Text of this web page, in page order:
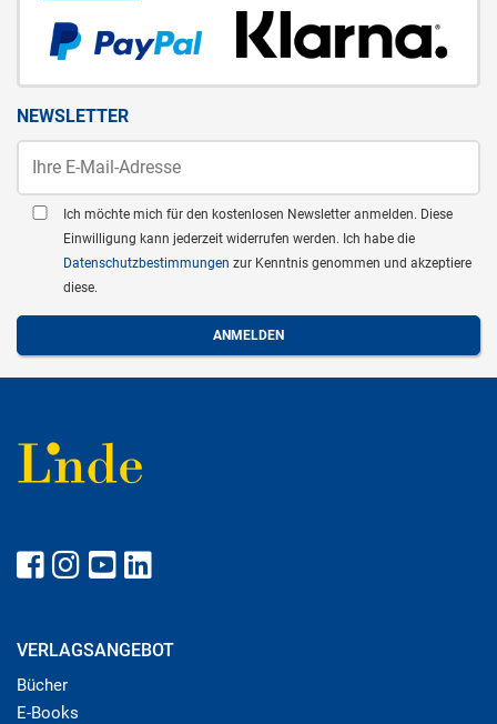
NEWSLETTER
Ich möchte mich für den kostenlosen Newsletter anmelden. Diese
Einwilligung kann jederzeit widerrufen werden. Ich habe die
Datenschutzbestimmungen zur Kenntnis genommen und akzeptiere
diese.
VERLAGSANGEBOT
Bücher
E-Books